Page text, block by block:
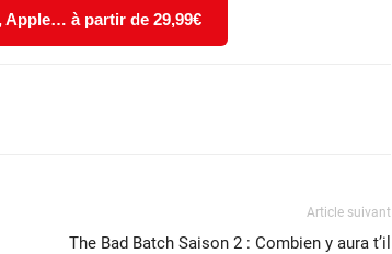
Apple… à partir de 29,99€
Article suivant
The Bad Batch Saison 2 : Combien y aura t’il